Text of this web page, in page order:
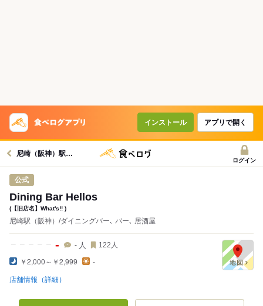
インストール アプリで開く
尼崎（阪神）駅グルメへ
ログイン
公式
Dining Bar Hellos
(【旧店名】What's!! )
尼崎駅（阪神）/ダイニングバー､ バー､ 居酒屋
- - 人 122 人
￥2,000～￥2,999 -
店舗情報（詳細）